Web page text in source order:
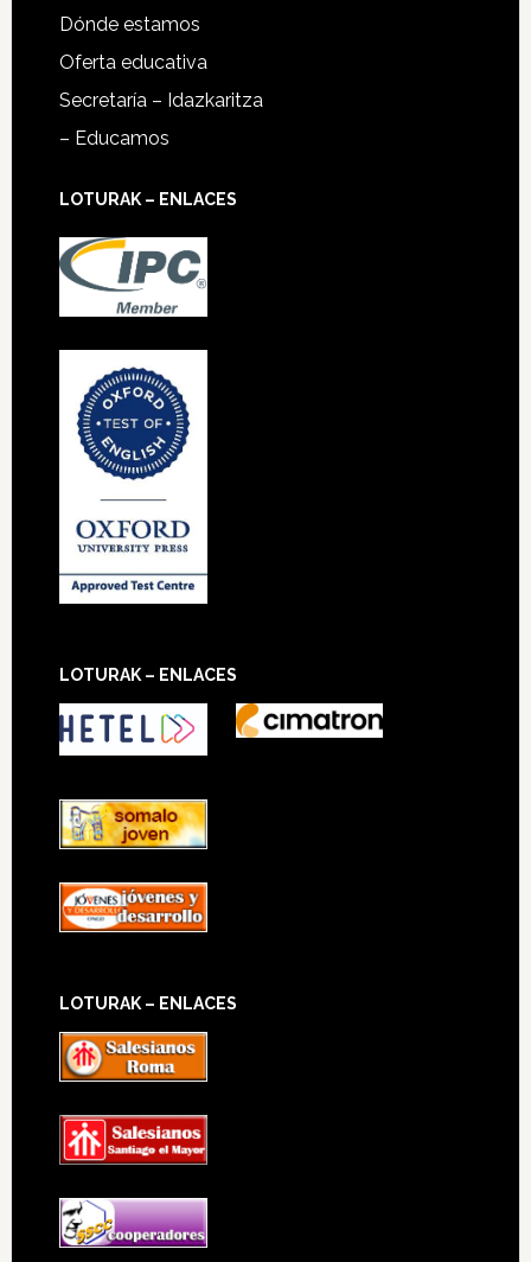
Dónde estamos
Oferta educativa
Secretaría – Idazkaritza
– Educamos
LOTURAK – ENLACES
LOTURAK – ENLACES
LOTURAK – ENLACES